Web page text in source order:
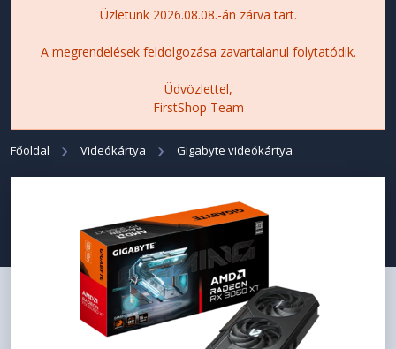
Üzletünk 2026.08.08.-án zárva tart.
A megrendelések feldolgozása zavartalanul folytatódik.
Üdvözlettel,
FirstShop Team
Főoldal Videókártya Gigabyte videókártya